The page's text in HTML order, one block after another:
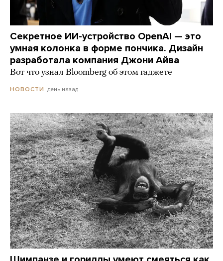
Секретное ИИ-устройство OpenAI — это
умная колонка в форме пончика. Дизайн
разработала компания Джони Айва
Вот что узнал Bloomberg об этом гаджете
НОВОСТИ день назад